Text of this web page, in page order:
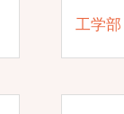
工学